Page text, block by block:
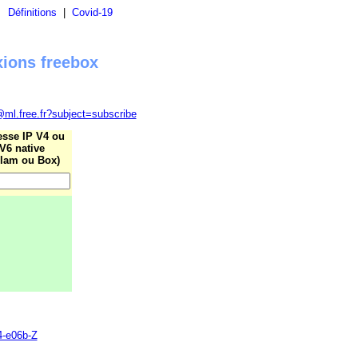
Définitions Covid-19
freebox
IP V4 ou
V6 native
ou Box)
e06b-Z